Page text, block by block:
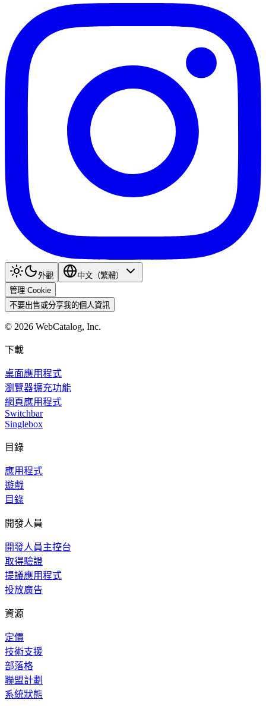
外觀
中文（繁體）
管理 Cookie
不要出售或分享我的個人資訊
© 2026 WebCatalog, Inc.
下載
桌面應用程式
瀏覽器擴充功能
網頁應用程式
Switchbar
Singlebox
目錄
應用程式
遊戲
目錄
開發人員
開發人員主控台
取得驗證
提議應用程式
投放廣告
資源
定價
技術支援
部落格
聯盟計劃
系統狀態